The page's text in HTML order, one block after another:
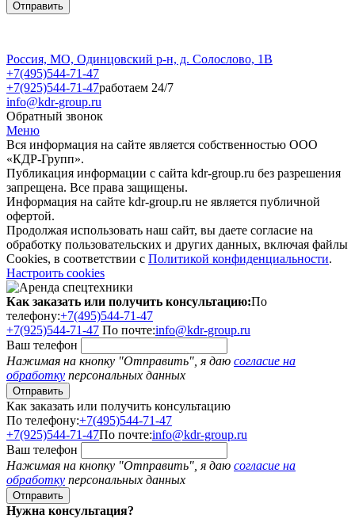
Россия, МО, Одинцовский р-н, д. Солослово, 1В
+7(495)544-71-47
+7(925)544-71-47работаем 24/7
info@kdr-group.ru
Обратный звонок
Меню
Вся информация на сайте является собственностью ООО
«КДР-Групп».
Публикация информации с сайта kdr-group.ru без разрешения
запрещена. Все права защищены.
Информация на сайте kdr-group.ru не является публичной
офертой.
Продолжая использовать наш сайт, вы даете согласие на
обработку пользовательских и других данных, включая файлы
Cookies, в соответствии с Политикой конфиденциальности.
Настроить cookies
Как заказать или получить консультацию:По
телефону:+7(495)544-71-47
+7(925)544-71-47 По почте:info@kdr-group.ru
Ваш телефон
Нажимая на кнопку "Отправить", я даю согласие на
обработку персональных данных
Как заказать или получить консультацию
По телефону:+7(495)544-71-47
+7(925)544-71-47По почте:info@kdr-group.ru
Ваш телефон
Нажимая на кнопку "Отправить", я даю согласие на
обработку персональных данных
Нужна консультация?